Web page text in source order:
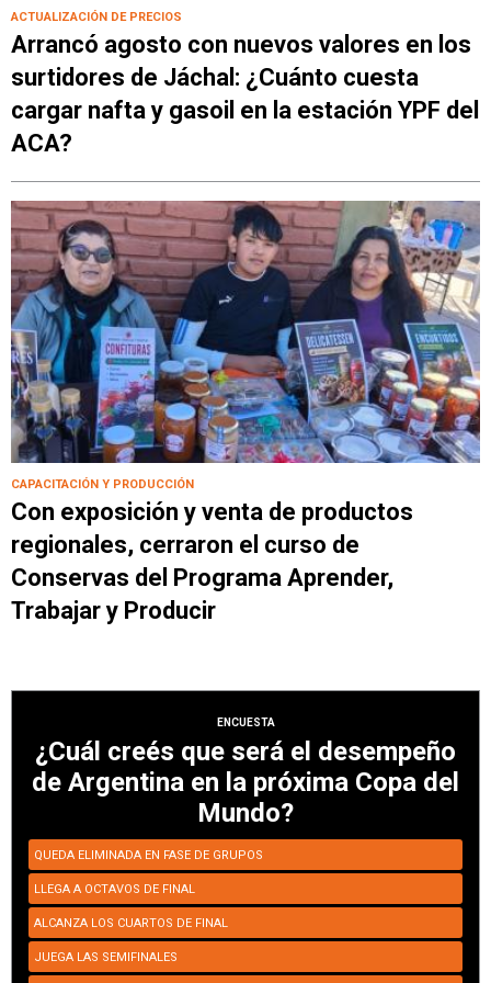
ACTUALIZACIÓN DE PRECIOS
Arrancó agosto con nuevos valores en los
surtidores de Jáchal: ¿Cuánto cuesta
cargar nafta y gasoil en la estación YPF del
ACA?
CAPACITACIÓN Y PRODUCCIÓN
Con exposición y venta de productos
regionales, cerraron el curso de
Conservas del Programa Aprender,
Trabajar y Producir
ENCUESTA
¿Cuál creés que será el desempeño
de Argentina en la próxima Copa del
Mundo?
QUEDA ELIMINADA EN FASE DE GRUPOS
LLEGA A OCTAVOS DE FINAL
ALCANZA LOS CUARTOS DE FINAL
JUEGA LAS SEMIFINALES